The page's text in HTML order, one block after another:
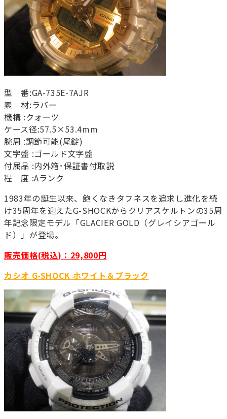
型 番:GA-735E-7AJR
素 材:ラバー
機構 :クォーツ
ケース径:57.5×53.4mm
腕周 :調節可能(尾錠)
文字盤 :ゴールド文字盤
付属品 :内外箱･保証書付取説
程 度 :Aランク
1983年の誕生以来、飽くなきタフネスを追求し進化を続
け35周年を迎えたG-SHOCKからクリアスケルトンの35周
年記念限定モデル「GLACIER GOLD（グレイシアゴール
ド）」が登場。
販売価格(税込)：29,800円
カシオ G-SHOCK ホワイト＆ブラック